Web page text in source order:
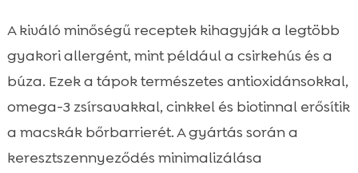
A kiváló minőségű receptek kihagyják a legtöbb
gyakori allergént, mint például a csirkehús és a
búza. Ezek a tápok természetes antioxidánsokkal,
omega-3 zsírsavakkal, cinkkel és biotinnal erősítik
a macskák bőrbarrierét. A gyártás során a
keresztszennyeződés minimalizálása